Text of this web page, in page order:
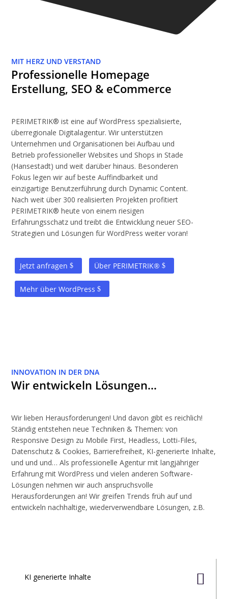
MIT HERZ UND VERSTAND
Professionelle Homepage
Erstellung, SEO & eCommerce
PERIMETRIK® ist eine auf WordPress spezialisierte,
überregionale Digitalagentur. Wir unterstützen
Unternehmen und Organisationen bei Aufbau und
Betrieb professioneller Websites und Shops in Stade
(Hansestadt) und weit darüber hinaus. Besonderen
Fokus legen wir auf beste Auffindbarkeit und
einzigartige Benutzerführung durch Dynamic Content.
Nach weit über 300 realisierten Projekten profitiert
PERIMETRIK® heute von einem riesigen
Erfahrungsschatz und treibt die Entwicklung neuer SEO-
Strategien und Lösungen für WordPress weiter voran!
Jetzt anfragen Über PERIMETRIK®
Mehr über WordPress
INNOVATION IN DER DNA
Wir entwickeln Lösungen…
Wir lieben Herausforderungen! Und davon gibt es reichlich!
Ständig entstehen neue Techniken & Themen: von
Responsive Design zu Mobile First, Headless, Lotti-Files,
Datenschutz & Cookies, Barrierefreiheit, KI-generierte Inhalte,
und und und… Als professionelle Agentur mit langjähriger
Erfahrung mit WordPress und vielen anderen Software-
Lösungen nehmen wir auch anspruchsvolle
Herausforderungen an! Wir greifen Trends früh auf und
entwickeln nachhaltige, wiederverwendbare Lösungen, z.B.

KI generierte Inhalte